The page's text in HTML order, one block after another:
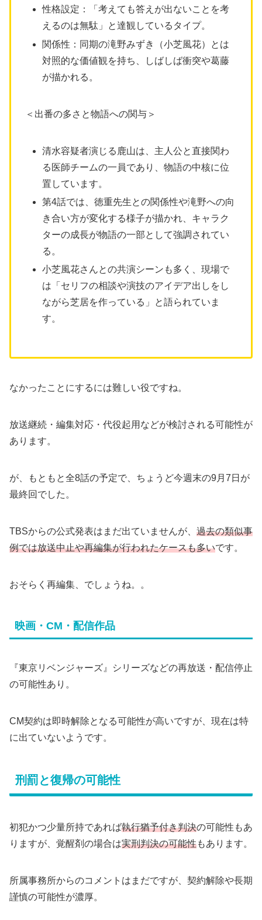
性格設定：「考えても答えが出ないことを考
えるのは無駄」と達観しているタイプ。
関係性：同期の滝野みずき（小芝風花）とは
対照的な価値観を持ち、しばしば衝突や葛藤
が描かれる。
＜出番の多さと物語への関与＞
清水容疑者演じる鹿山は、主人公と直接関わ
る医師チームの一員であり、物語の中核に位
置しています。
第4話では、徳重先生との関係性や滝野への向
き合い方が変化する様子が描かれ、キャラク
ターの成長が物語の一部として強調されてい
る。
小芝風花さんとの共演シーンも多く、現場で
は「セリフの相談や演技のアイデア出しをし
ながら芝居を作っている」と語られていま
す。
なかったことにするには難しい役ですね。
放送継続・編集対応・代役起用などが検討される可能性が
あります。
が、もともと全8話の予定で、ちょうど今週末の9月7日が
最終回でした。
TBSからの公式発表はまだ出ていませんが、 過去の類似事
例では放送中止や再編集が行われたケースも多いです。
おそらく再編集、でしょうね。。
映画・CM・配信作品
『東京リベンジャーズ』シリーズなどの再放送・配信停止
の可能性あり。
CM契約は即時解除となる可能性が高いですが、現在は特
に出ていないようです。
刑罰と復帰の可能性
初犯かつ少量所持であれば執行猶予付き判決の可能性もあ
りますが、覚醒剤の場合は実刑判決の可能性もあります。
所属事務所からのコメントはまだですが、契約解除や長期
謹慎の可能性が濃厚。